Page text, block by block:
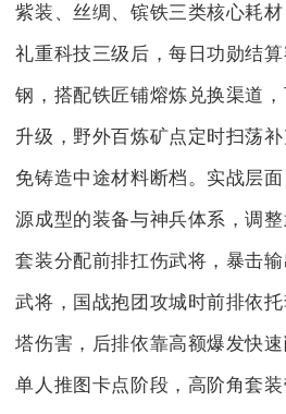
紫装、丝绸、镔铁三类核心耗
礼重科技三级后，每日功勋结
钢，搭配铁匠铺熔炼兑换渠道
升级，野外百炼矿点定时扫荡
免铸造中途材料断档。实战层
源成型的装备与神兵体系，调
套装分配前排扛伤武将，暴击
武将，国战抱团攻城时前排依
塔伤害，后排依靠高额爆发快速
单人推图卡点阶段，高阶角套